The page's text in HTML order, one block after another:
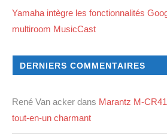
Yamaha intègre les fonctionnalités
multiroom MusicCast
DERNIERS COMMENTAIRES
René Van acker dans Marantz M-
tout-en-un charmant